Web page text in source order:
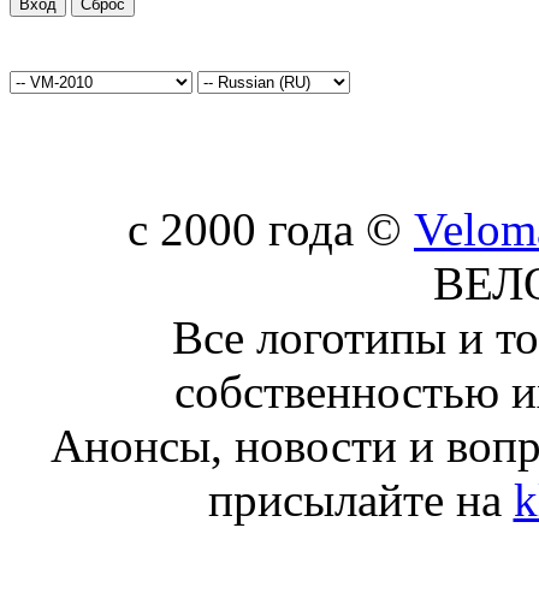
c 2000 года ©
Все логотипы и
собственностью
Анонсы, новости и
присылайте на